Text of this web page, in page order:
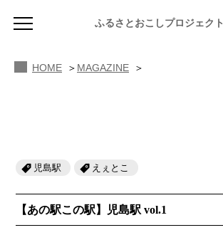
ふるさとおこしプロジェクト
岡山駅からはじまる瀬戸内めぐり
HOME MAGAZINE
児島駅 えぇとこ
【あの駅この駅】児島駅 vol.1